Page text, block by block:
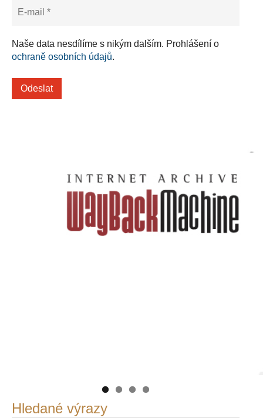
Naše data nesdílíme s nikým dalším. Prohlášení o
ochraně osobních údajů.
Hledané výrazy